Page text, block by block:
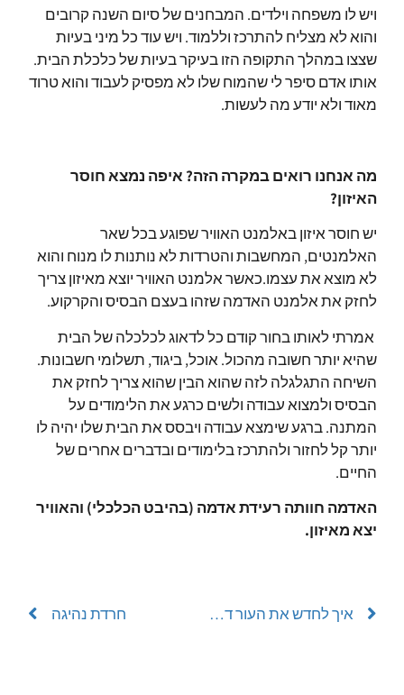
ויש לו משפחה וילדים. המבחנים של סיום השנה קרובים
והוא לא מצליח להתרכז וללמוד. ויש עוד כל מיני בעיות
שצצו במהלך התקופה הזו בעיקר בעיות של כלכלת הבית.
אותו אדם סיפר לי שהמוח שלו לא מפסיק לעבוד והוא טרוד
מאוד ולא יודע מה לעשות.
מה אנחנו רואים במקרה הזה? איפה נמצא חוסר
האיזון?
יש חוסר איזון באלמנט האוויר שפוגע בכל שאר
האלמנטים, המחשבות והטרדות לא נותנות לו מנוח והוא
לא מוצא את עצמו.כאשר אלמנט האוויר יוצא מאיזון צריך
לחזק את אלמנט האדמה שזהו בעצם הבסיס והקרקוע.
אמרתי לאותו בחור קודם כל לדאוג לכלכלה של הבית
שהיא יותר חשובה מהכול.אוכל, ביגוד, תשלומי חשבונות.
השיחה התגלגלה לזה שהוא הבין שהוא צריך לחזק את
הבסיס ולמצוא עבודה ולשים כרגע את הלימודים על
המתנה.ברגע שימצא עבודה ויבסס את הבית שלו יהיה לו
יותר קל לחזור ולהתרכז בלימודים ובדברים אחרים של
החיים.
האדמה חוותה רעידת אדמה (בהיבט הכלכלי) והאוויר
יצא מאיזון.
איך לחדש את העור דרך מקלחת? חרדת נהיגה